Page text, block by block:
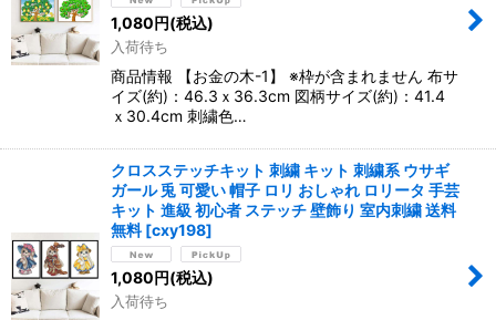
1,080円(税込)
入荷待ち
商品情報 【お金の木-1】 ※枠が含まれません 布サ
イズ(約)：46.3ｘ36.3cm 図柄サイズ(約)：41.4
ｘ30.4cm 刺繍色…
クロスステッチキット 刺繍 キット 刺繍系 ウサギ
ガール 兎 可愛い 帽子 ロリ おしゃれ ロリータ 手芸
キット 進級 初心者 ステッチ 壁飾り 室内刺繍 送料
無料 [cxy198]
1,080円(税込)
入荷待ち